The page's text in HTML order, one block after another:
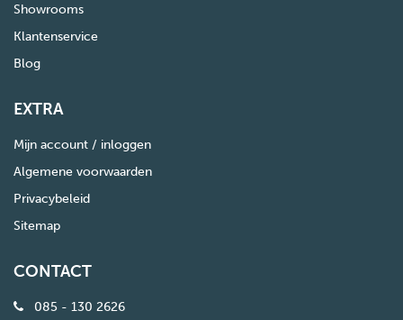
Showrooms
Klantenservice
Blog
EXTRA
Mijn account / inloggen
Algemene voorwaarden
Privacybeleid
Sitemap
CONTACT
085 - 130 2626